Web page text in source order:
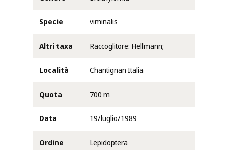
Specie viminalis
Altri taxa Raccoglitore: Hellmann;
Località Chantignan Italia
Quota 700 m
Data 19/luglio/1989
Ordine Lepidoptera